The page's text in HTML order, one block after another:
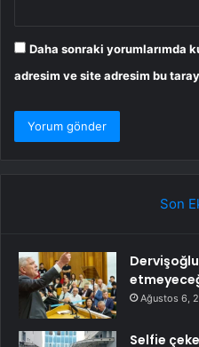
Daha sonraki yorumlarımda
adresim ve site adresim bu
Son
Ağustos 6,
Selfie